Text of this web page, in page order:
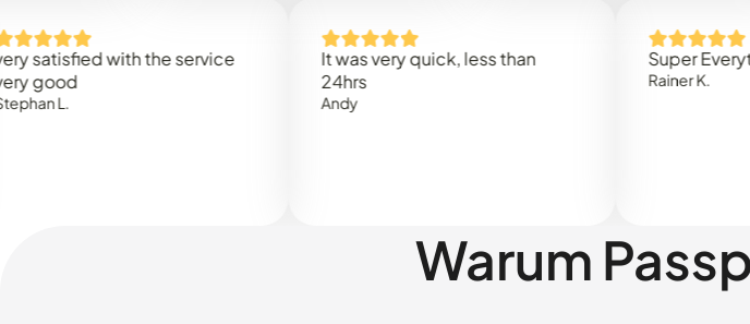
with the service
It was very quick, less than
Super Everything
Warum